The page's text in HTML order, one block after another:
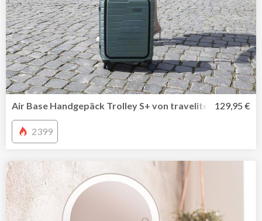
Air Base Handgepäck Trolley S+ von travelite mit129,95 €
2399